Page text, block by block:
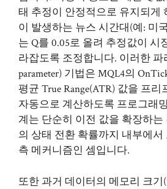
태 추정이 안정적으로 유지되게
이 발생하는 뉴스 시간대(예: 미
는 Q를 0.05로 올려 추정값이 시
라잡도록 조정합니다. 이러한 파
parameter) 기법은 MQL4의
평균 True Range(ATR) 값을 프
자동으로 계산하도록 프로그래
계는 단순히 이전 값을 확장하
의 상태 전환 확률까지 내부에서
측 메커니즘인 셈입니다.
또한 과거 데이터의 메모리 크기